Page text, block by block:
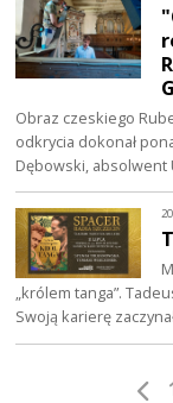
Obraz czeskiego
odkrycia dokonał
Dębowski,
„królem tanga”.
Swoją karierę